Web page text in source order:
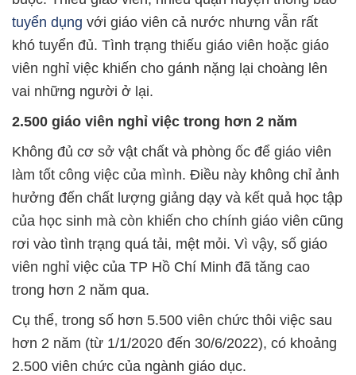
tuyển dụng với giáo viên cả nước nhưng vẫn rất
khó tuyển đủ. Tình trạng thiếu giáo viên hoặc giáo
viên nghỉ việc khiến cho gánh nặng lại choàng lên
vai những người ở lại.
2.500 giáo viên nghỉ việc trong hơn 2 năm
Không đủ cơ sở vật chất và phòng ốc để giáo viên
làm tốt công việc của mình. Điều này không chỉ ảnh
hưởng đến chất lượng giảng dạy và kết quả học tập
của học sinh mà còn khiến cho chính giáo viên cũng
rơi vào tình trạng quá tải, mệt mỏi. Vì vậy, số giáo
viên nghỉ việc của TP Hồ Chí Minh đã tăng cao
trong hơn 2 năm qua.
Cụ thể, trong số hơn 5.500 viên chức thôi việc sau
hơn 2 năm (từ 1/1/2020 đến 30/6/2022), có khoảng
2.500 viên chức của ngành giáo dục.